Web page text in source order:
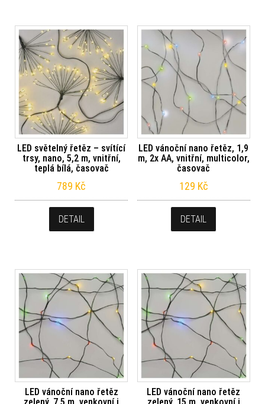
LED světelný řetěz – svítící
trsy, nano, 5,2 m, vnitřní,
teplá bílá, časovač
789 Kč
DETAIL
LED vánoční nano řetěz, 1,9
m, 2x AA, vnitřní, multicolor,
časovač
129 Kč
DETAIL
LED vánoční nano řetěz
LED vánoční nano řetěz